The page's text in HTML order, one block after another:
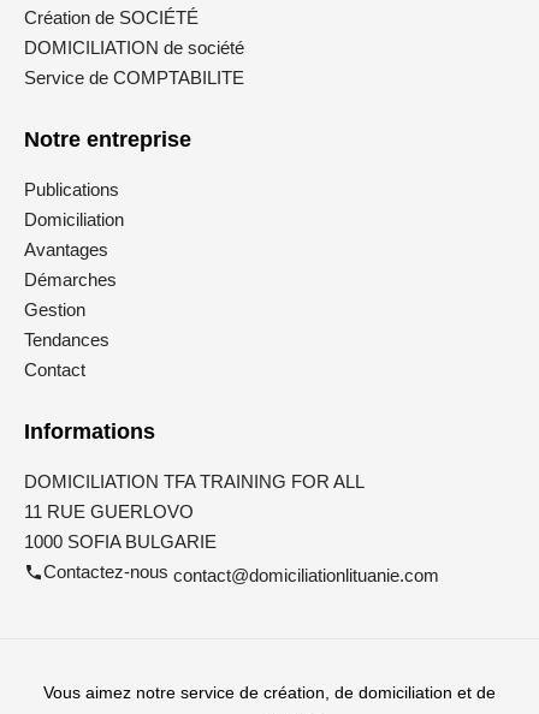
Création de SOCIÉTÉ
DOMICILIATION de société
Service de COMPTABILITE
Notre entreprise
Publications
Domiciliation
Avantages
Démarches
Gestion
Tendances
Contact
Informations
DOMICILIATION TFA TRAINING FOR ALL
11 RUE GUERLOVO
1000 SOFIA BULGARIE
Contactez-nous contact@domiciliationlituanie.com
Vous aimez notre service de création, de domiciliation et de